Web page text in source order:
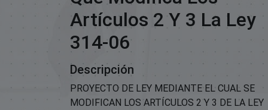
Artículos 2 Y 3 La Ley
314-06
Descripción
PROYECTO DE LEY MEDIANTE EL CUAL SE
MODIFICAN LOS ARTÍCULOS 2 Y 3 DE LA LEY